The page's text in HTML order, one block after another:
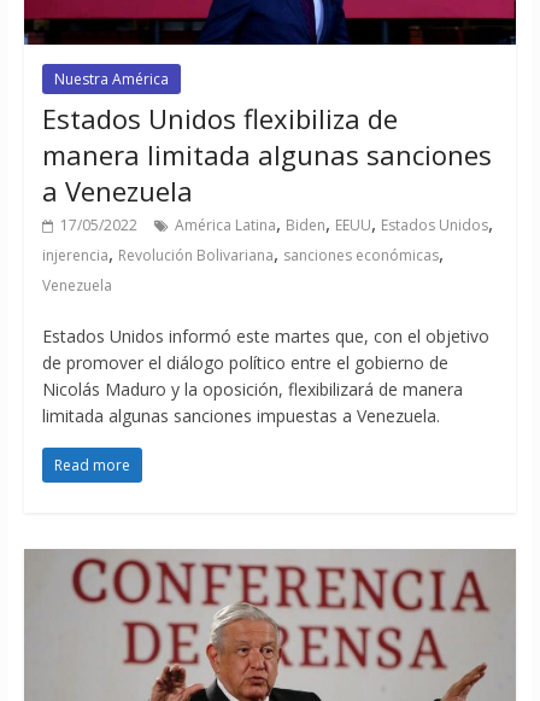
Nuestra América
Estados Unidos flexibiliza de
manera limitada algunas sanciones
a Venezuela
17/05/2022 América Latina, Biden, EEUU, Estados Unidos,
injerencia, Revolución Bolivariana, sanciones económicas,
Venezuela
Estados Unidos informó este martes que, con el objetivo
de promover el diálogo político entre el gobierno de
Nicolás Maduro y la oposición, flexibilizará de manera
limitada algunas sanciones impuestas a Venezuela.
Read more